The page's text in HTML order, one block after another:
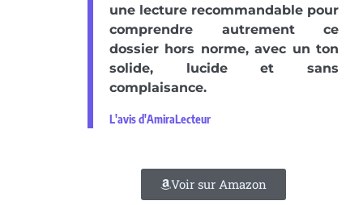
une lecture recommandable pour
comprendre autrement ce
dossier hors norme, avec un ton
solide, lucide et sans
complaisance.
L'avis d'AmiraLecteur
Voir sur Amazon